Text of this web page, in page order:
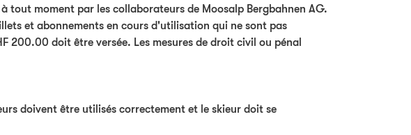
tout moment par les collaborateurs de Moosalp Bergbahnen AG.
et abonnements en cours d'utilisation qui ne sont pas
200.00 doit être versée. Les mesures de droit civil ou pénal
doivent être utilisés correctement et le skieur doit se